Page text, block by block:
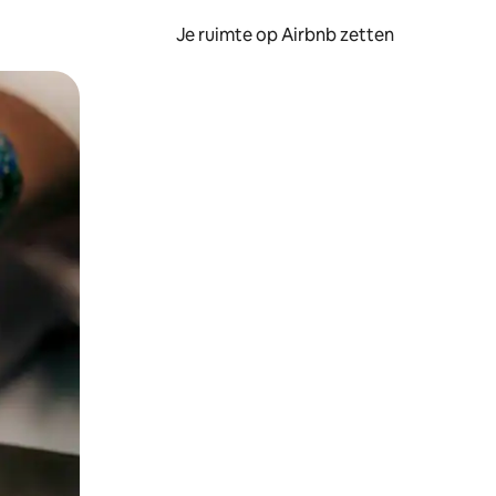
Je ruimte op Airbnb zetten
of swipen.